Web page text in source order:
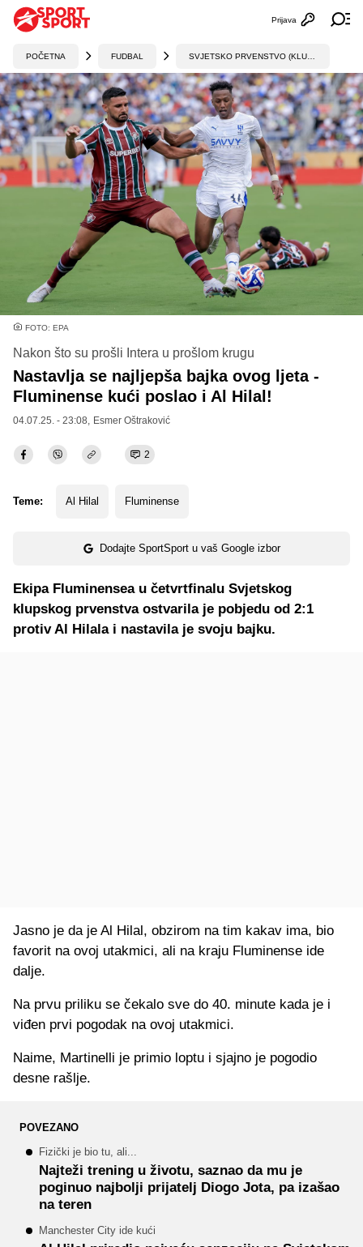
Otvori
Prijava
POČETNA FUDBAL
FOTO: EPA
Nakon što su prošli Intera u prošlom krugu
Nastavlja se najljepša bajka ovog ljeta -
Fluminense kući poslao i Al Hilal!
04.07.25. - 23:08, Esmer Oštraković
2
Teme: Al Hilal Fluminense
Dodajte SportSport u vaš Google izbor
Ekipa Fluminensea u četvrtfinalu Svjetskog
klupskog prvenstva ostvarila je pobjedu od 2:1
protiv Al Hilala i nastavila je svoju bajku.
Jasno je da je Al Hilal, obzirom na tim kakav ima, bio
favorit na ovoj utakmici, ali na kraju Fluminense ide
dalje.
Na prvu priliku se čekalo sve do 40. minute kada je i
viđen prvi pogodak na ovoj utakmici.
Naime, Martinelli je primio loptu i sjajno je pogodio
desne rašlje.
POVEZANO
Fizički je bio tu, ali...
Najteži trening u životu, saznao da mu je
poginuo najbolji prijatelj Diogo Jota, pa izašao
na teren
Manchester City ide kući